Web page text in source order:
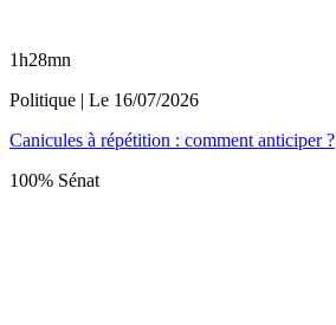
1h28mn
Politique | Le 16/07/2026
Canicules à répétition : comment anticiper ?
100% Sénat